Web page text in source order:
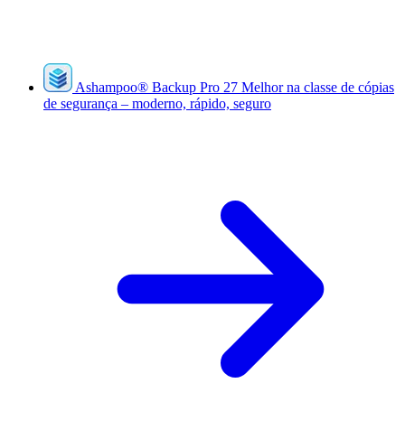
Ashampoo® Backup Pro 27 Melhor na classe de cópias
de segurança – moderno, rápido, seguro